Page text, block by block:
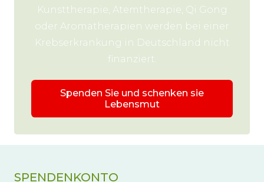
Kunsttherapie, Atemtherapie, Qi Gong
oder Aromatherapien werden bei einer
Krebserkrankung in Deutschland nicht
finanziert.
Spenden Sie und schenken sie
Lebensmut
SPENDENKONTO